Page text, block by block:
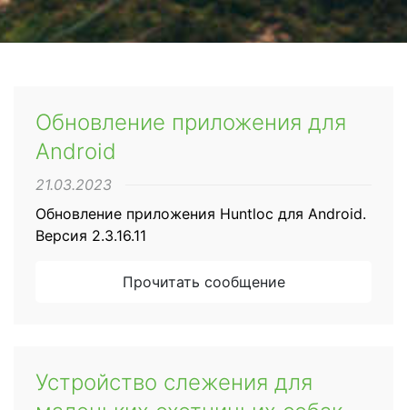
Обновление приложения для
Android
21.03.2023
Обновление приложения Huntloc для Android.
Версия 2.3.16.11
Прочитать сообщение
Устройство слежения для